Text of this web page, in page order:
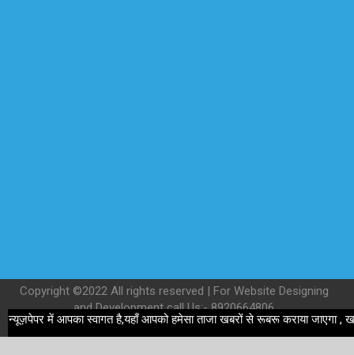
Copyright ©2022 All rights reserved | For Website Designing
and Development call Us:- 8920664806
में आपका स्वागत है,यहाँ आपको हमेसा ताजा खबरों से रूबरू कराया जाएगा , खबर